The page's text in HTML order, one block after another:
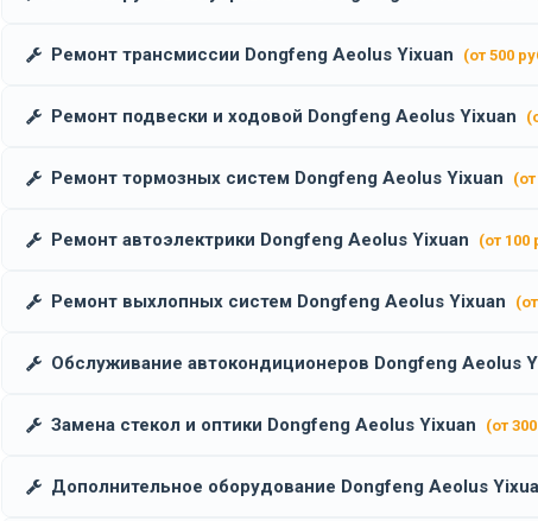
Ремонт трансмиссии Dongfeng Aeolus Yixuan (от 500
Ремонт подвески и ходовой Dongfeng Aeolus Yixuan
Ремонт тормозных систем Dongfeng Aeolus Yixuan
Ремонт автоэлектрики Dongfeng Aeolus Yixuan (от 100
Ремонт выхлопных систем Dongfeng Aeolus Yixuan
Обслуживание автокондиционеров Dongfeng Aeolus
Замена стекол и оптики Dongfeng Aeolus Yixuan (от
Дополнительное оборудование Dongfeng Aeolus